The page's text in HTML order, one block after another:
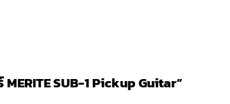
SUB-1 Pickup Guitar”